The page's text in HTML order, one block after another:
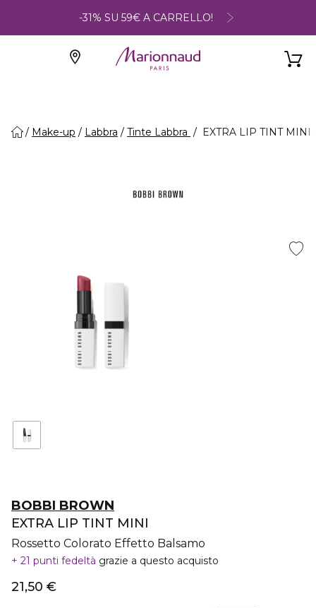
-31% SU 59€ A CARRELLO!
Make-up Labbra Tinte Labbra EXTRA LIP TINT
BOBBI BROWN
EXTRA LIP TINT MINI
Rossetto Colorato Effetto Balsamo
21 punti fedeltà grazie a questo acquisto
21,50 €